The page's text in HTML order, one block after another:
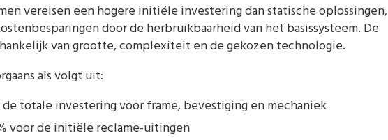
vereisen een hogere initiële investering dan statische oplossingen,
door de herbruikbaarheid van het basissysteem. De
van grootte, complexiteit en de gekozen technologie.
als volgt uit:
de totale investering voor frame, bevestiging en mechaniek
voor de initiële reclame-uitingen